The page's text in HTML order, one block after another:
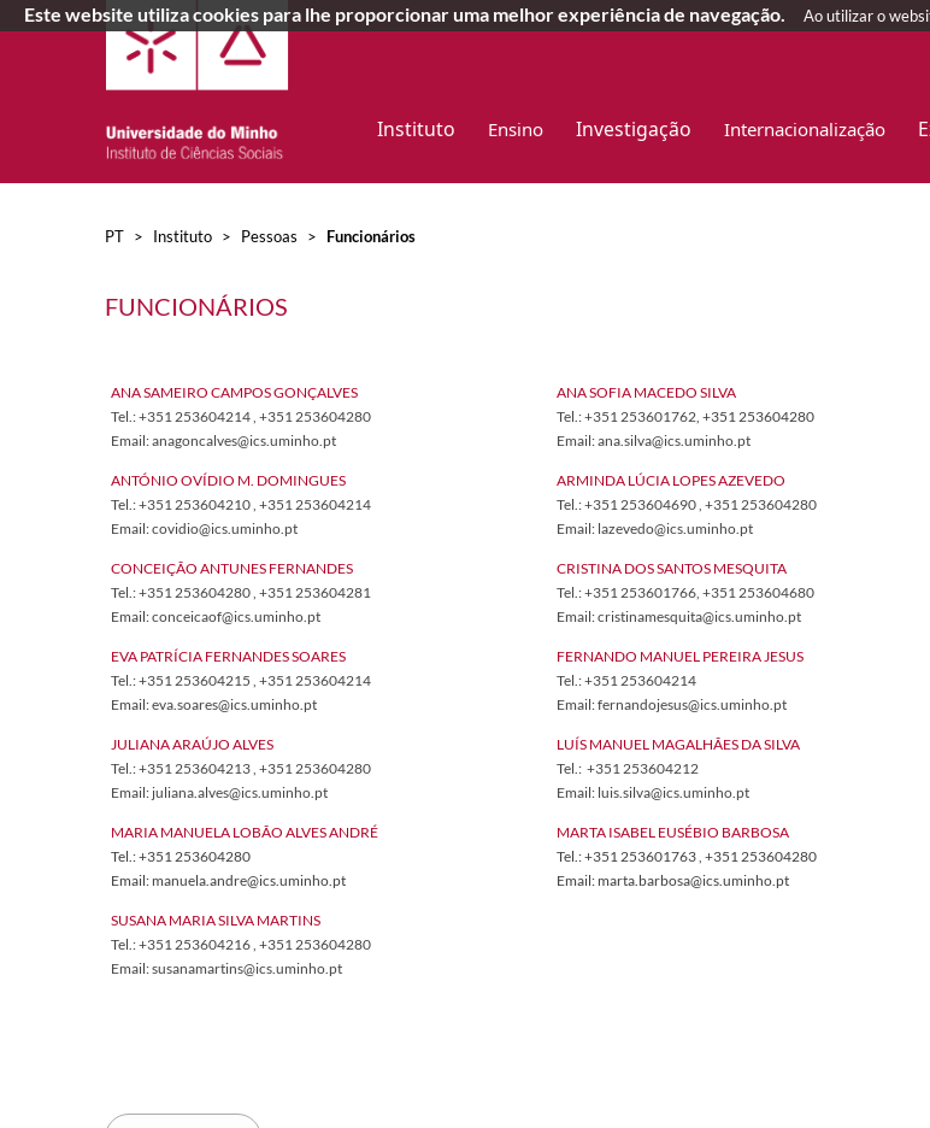
Instituto Ensino Investigação Internacionalização
PT > Instituto > Pessoas > Funcionários
FUNCIONÁRIOS
​ANA SA​MEIRO CAMPOS GONÇALVES
Tel.: +351 253604214, +351 253604280
Email: anagoncalves@ics.uminho.pt​​
​ANA SOFIA MACEDO SILVA
Tel.: +351 253601762, +351 253604280
Email: ana.silva@ics.uminho.pt​
ANTÓNIO OVÍDIO M.​ DOMINGUES
Tel.: +351 253604210 , +351 253604214
Email: covidio@ics.uminho.pt
ARMINDA LÚCIA LOPES AZEVEDO
Tel.: +351 253604690 , +351 253604280
Email: lazevedo@ics.uminho.pt
CONC​EIÇÃO ANTUNES FERNANDES
Tel.: +351 253604280 , +351 253604281
Email: conceicaof@i​cs.uminho.pt​​​
CRISTINA DOS SANTOS MESQUITA
Tel.:+351 253601766, +351 253604680
Email: cristinamesquita@ics.uminho.pt
EVA PATRÍCIA FERNANDES SOARES
Tel.: +351 253604215 , +351 253604214
Email: eva.soares@ics.uminho.pt
FERNANDO MANUEL PEREIRA JESUS
Tel.: +351 253604214
Email: fernandojesus@ics.uminho.pt
JULIANA ARAÚJO ALVES
Tel.: +351 253604213 , +351 253604280
Email: juliana.alves@ics.uminho.pt​
LUÍS MANUEL MAGALHÃES DA SILVA
Tel.: +351 253604212
Email: luis.silva@ics.uminho.pt​
MARIA MANUELA LOBÃO ALVES ANDRÉ
Tel.: +351 253604280
Email: manuela.andre@ics.uminho.pt
MARTA ISABEL EUSÉBIO BARBOSA
Tel.: +351 253601763 , +351 253604280
Email: marta.barbosa@ics.uminho.pt
SUSANA MARIA SILVA MARTINS
Tel.: +351 253604216 , +351 253604280
Email: susanamartins@ics.uminho.pt
Este website utiliza cookies para lhe proporcionar uma melhor experiência de navegação. Ao utilizar o